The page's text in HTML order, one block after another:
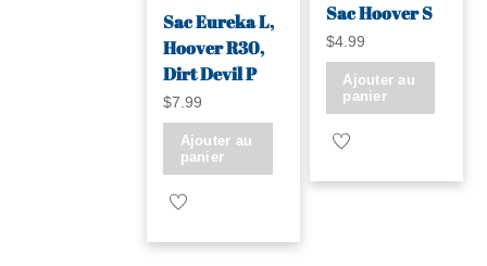
Sac Eureka L,
Hoover R30,
Dirt Devil P
$7.99
Ajouter au
panier
Sac Hoover S
$4.99
Ajouter au
panier